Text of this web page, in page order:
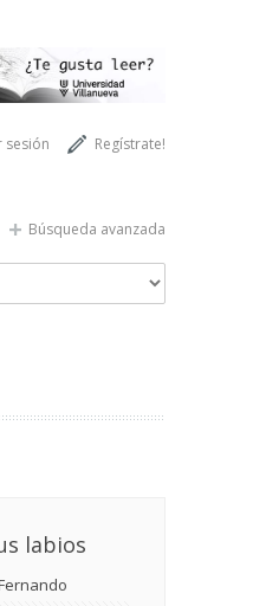
Regístrate!
sesión
Búsqueda avanzada
labios